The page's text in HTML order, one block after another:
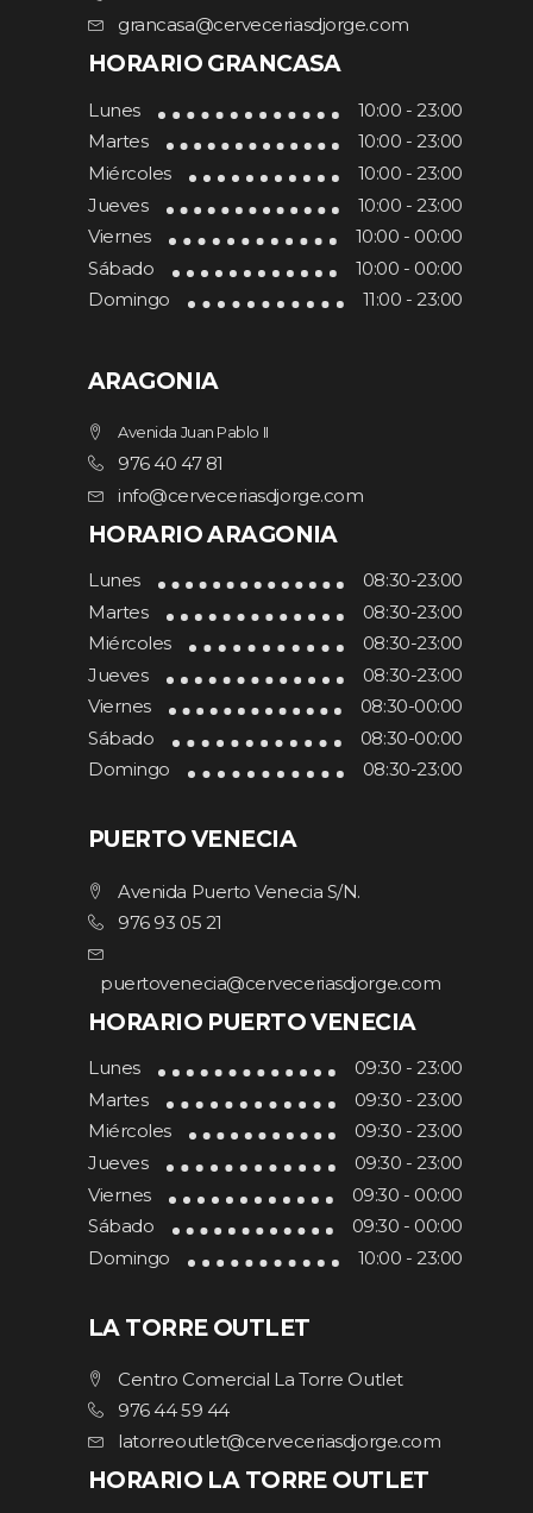
grancasa@cerveceriasdjorge.com
HORARIO GRANCASA
Lunes
10:00 - 23:00
Martes
10:00 - 23:00
Miércoles
10:00 - 23:00
Jueves
10:00 - 23:00
Viernes
10:00 - 00:00
Sábado
10:00 - 00:00
Domingo
11:00 - 23:00
ARAGONIA
Avenida Juan Pablo II
976 40 47 81
info@cerveceriasdjorge.com
HORARIO ARAGONIA
Lunes
08:30-23:00
Martes
08:30-23:00
Miércoles
08:30-23:00
Jueves
08:30-23:00
Viernes
08:30-00:00
Sábado
08:30-00:00
Domingo
08:30-23:00
PUERTO VENECIA
Avenida Puerto Venecia S/N.
976 93 05 21
puertovenecia@cerveceriasdjorge.com
HORARIO PUERTO VENECIA
Lunes
09:30 - 23:00
Martes
09:30 - 23:00
Miércoles
09:30 - 23:00
Jueves
09:30 - 23:00
Viernes
09:30 - 00:00
Sábado
09:30 - 00:00
Domingo
10:00 - 23:00
LA TORRE OUTLET
Centro Comercial La Torre Outlet
976 44 59 44
latorreoutlet@cerveceriasdjorge.com
HORARIO LA TORRE OUTLET